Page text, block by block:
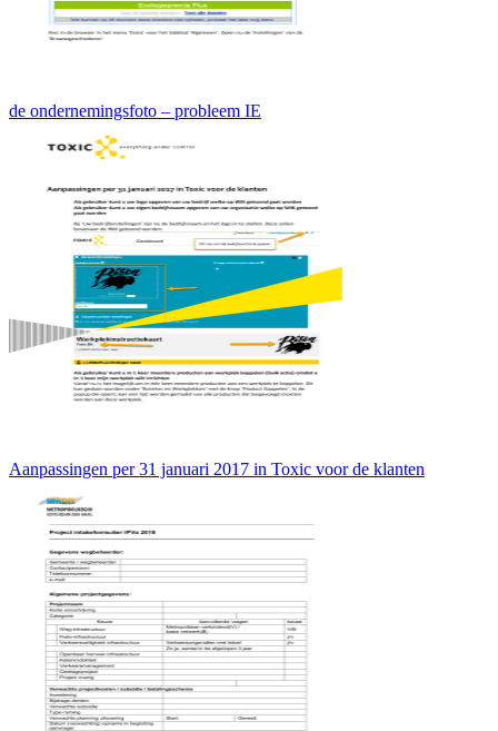
de ondernemingsfoto – probleem IE
Aanpassingen per 31 januari 2017 in Toxic voor de klanten